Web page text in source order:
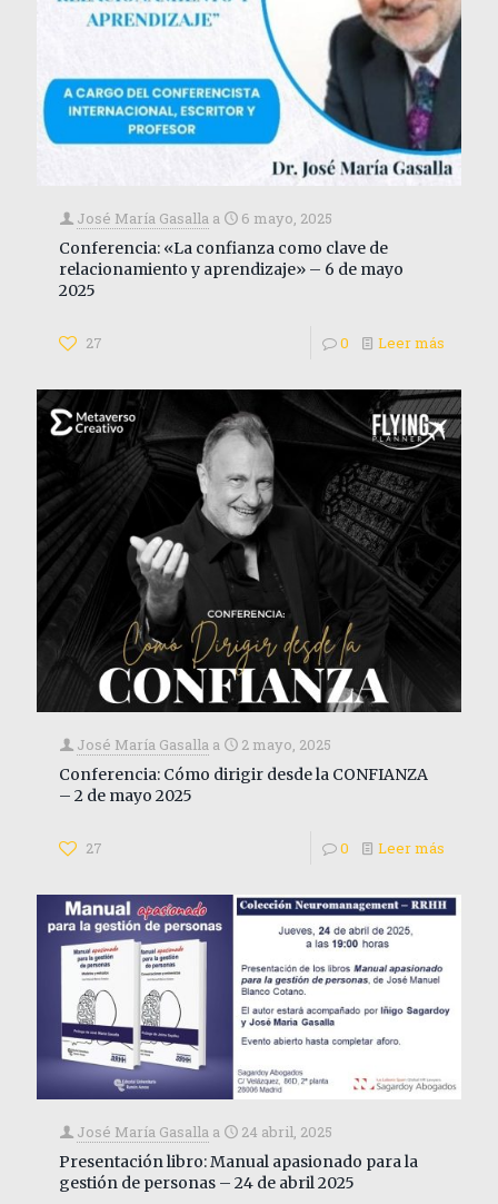
José María Gasalla a
6 mayo, 2025
Conferencia: «La confianza como clave de
relacionamiento y aprendizaje» – 6 de mayo
2025
27 0 Leer más
José María Gasalla a
2 mayo, 2025
Conferencia: Cómo dirigir desde la CONFIANZA
– 2 de mayo 2025
27 0 Leer más
José María Gasalla a
24 abril, 2025
Presentación libro: Manual apasionado para la
gestión de personas – 24 de abril 2025